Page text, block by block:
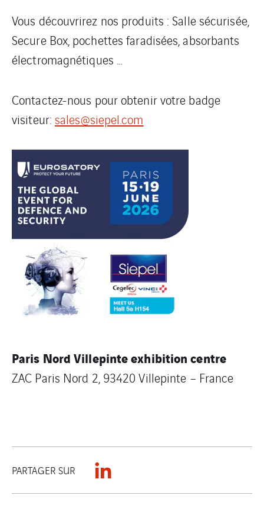
Vous découvrirez nos produits : Salle sécurisée,
Secure Box, pochettes faradisées, absorbants
électromagnétiques …
Contactez-nous pour obtenir votre badge
visiteur: sales@siepel.com
Paris Nord Villepinte exhibition centre
ZAC Paris Nord 2, 93420 Villepinte – France
PARTAGER SUR